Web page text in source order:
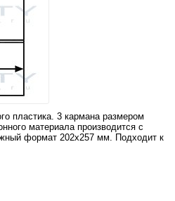
пластика. 3 кармана размером
материала производится с
формат 202x257 мм. Подходит к